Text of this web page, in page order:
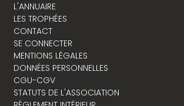
L'ANNUAIRE
LES TROPHÉES
CONTACT
SE CONNECTER
MENTIONS LÉGALES
DONNÉES PERSONNELLES
CGU-CGV
STATUTS DE L'ASSOCIATION